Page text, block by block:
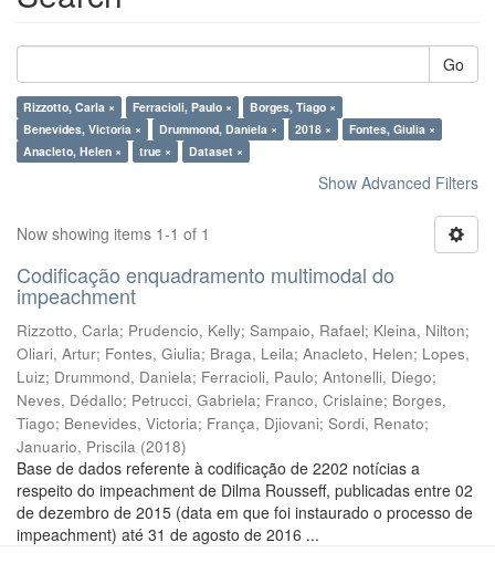
Go
Rizzotto, Carla × Ferracioli, Paulo ×
Borges, Tiago ×
Benevides, Victoria ×
Drummond, Daniela × 2018 ×
Fontes, Giulia ×
Anacleto, Helen ×
true × Dataset ×
Show Advanced Filters
Now showing items 1-1 of 1
Codificação enquadramento multimodal do
impeachment
Rizzotto, Carla; Prudencio, Kelly; Sampaio, Rafael; Kleina, Nilton;
Oliari, Artur; Fontes, Giulia; Braga, Leila; Anacleto, Helen; Lopes,
Luiz; Drummond, Daniela; Ferracioli, Paulo; Antonelli, Diego;
Neves, Dédallo; Petrucci, Gabriela; Franco, Crislaine; Borges,
Tiago; Benevides, Victoria; França, Djiovani; Sordi, Renato;
Januario, Priscila (2018)
Base de dados referente à codificação de 2202 notícias a
respeito do impeachment de Dilma Rousseff, publicadas entre 02
de dezembro de 2015 (data em que foi instaurado o processo de
impeachment) até 31 de agosto de 2016 ...